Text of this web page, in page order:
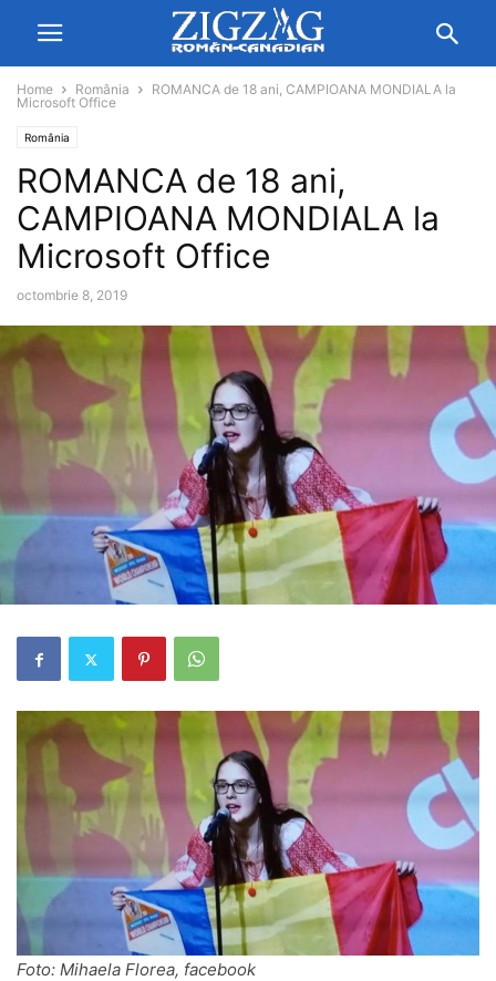
Home România
ROMANCA de 18 ani, CAMPIOANA MONDIALA la
Microsoft Office
România
ROMANCA de 18 ani,
CAMPIOANA MONDIALA la
Microsoft Office
octombrie 8, 2019
Foto: Mihaela Florea, facebook